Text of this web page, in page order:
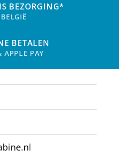
BEZORGING*
BETALEN
APPLE PAY